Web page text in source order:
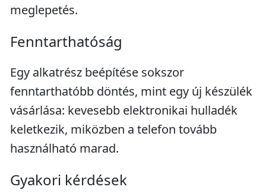
meglepetés.
Fenntarthatóság
Egy alkatrész beépítése sokszor
fenntarthatóbb döntés, mint egy új készülék
vásárlása: kevesebb elektronikai hulladék
keletkezik, miközben a telefon tovább
használható marad.
Gyakori kérdések